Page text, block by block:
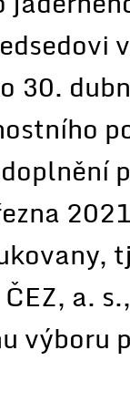
30.
a.
výboru